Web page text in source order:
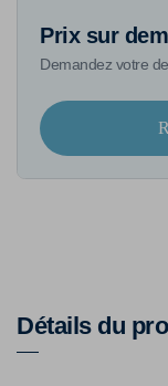
Prix sur
Demandez votre
Détails du